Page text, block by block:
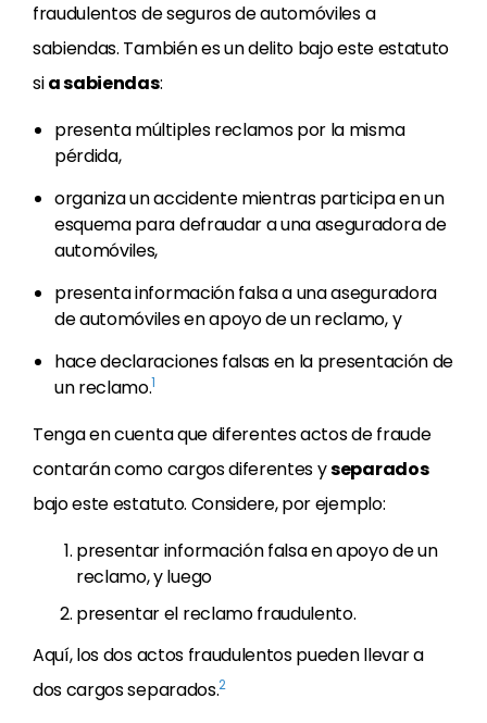
fraudulentos de seguros de automóviles a
sabiendas. También es un delito bajo este estatuto
sia sabiendas:
presenta múltiples reclamos por la misma
pérdida,
organiza un accidente mientras participa en un
esquema para defraudar a una aseguradora de
automóviles,
presenta información falsa a una aseguradora
de automóviles en apoyo de un reclamo, y
hace declaraciones falsas en la presentación de
un reclamo.1
Tenga en cuenta que diferentes actos de fraude
contarán como cargos diferentes yseparados
bajo este estatuto. Considere, por ejemplo:
presentar información falsa en apoyo de un
reclamo, y luego
presentar el reclamo fraudulento.
Aquí, los dos actos fraudulentos pueden llevar a
dos cargos separados.2